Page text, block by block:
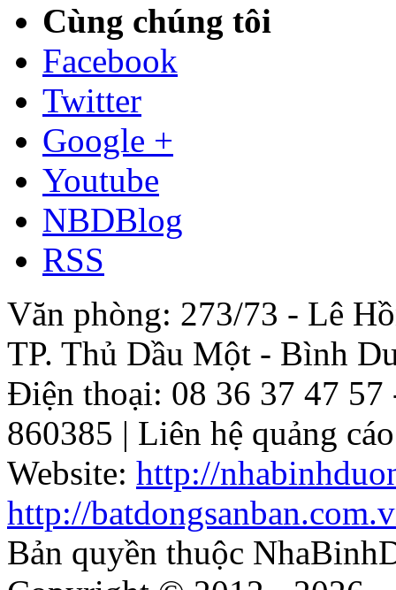
Cùng chúng tôi
Facebook
Twitter
Google +
Youtube
NBDBlog
RSS
Văn phòng: 273/73 - Lê
TP. Thủ Dầu Một - Bình
Điện thoại: 08 36 37 47
860385 | Liên hệ quảng
Website: http://
http://
Bản quyền thuộc